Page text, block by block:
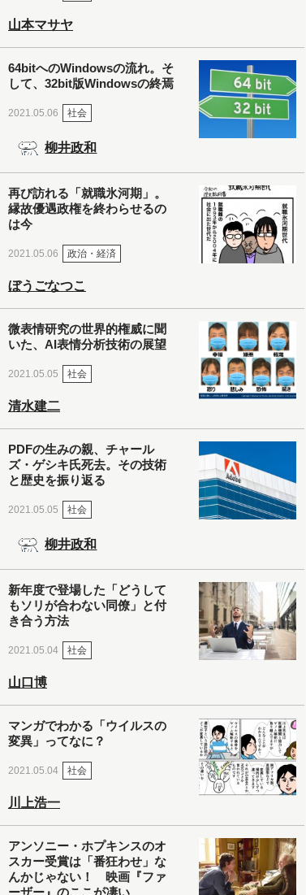
山本マサヤ
64bitへのWindowsの流れ。そ
して、32bit版Windowsの終焉
2021.05.06 社会
柳井政和
再び訪れる「就職氷河期」。
縁故優遇政権を終わらせるの
は今
2021.05.06 政治・経済
ぼうごなつこ
微表情研究の世界的権威に聞
いた、AI表情分析技術の展望
2021.05.05 社会
清水建二
PDFの生みの親、チャール
ズ・ゲシキ氏死去。その技術
と歴史を振り返る
2021.05.05 社会
柳井政和
新年度で登場した「どうして
もソリが合わない同僚」と付
き合う方法
2021.05.04 社会
山口博
マンガでわかる「ウイルスの
変異」ってなに？
2021.05.04 社会
川上浩一
アンソニー・ホプキンスのオ
スカー受賞は「番狂わせ」な
んかじゃない！ 映画『ファ
ーザー』のここが凄い